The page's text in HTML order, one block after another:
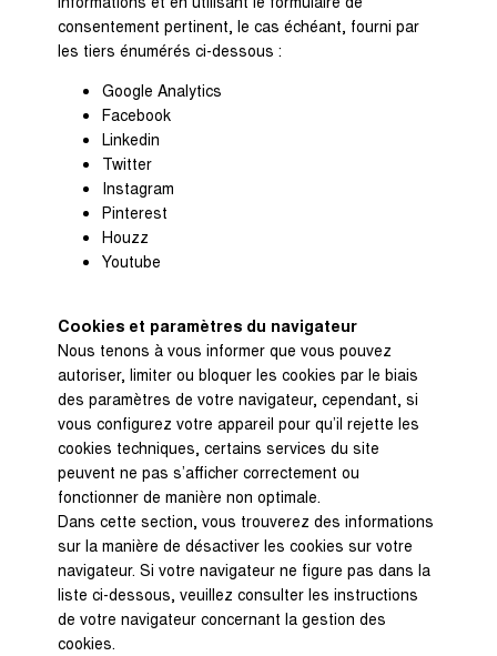
consentement pertinent, le cas échéant, fourni par
les tiers énumérés ci-dessous :
Google Analytics
Facebook
Linkedin
Twitter
Instagram
Pinterest
Houzz
Youtube
Cookies et paramètres du navigateur
Nous tenons à vous informer que vous pouvez
autoriser, limiter ou bloquer les cookies par le biais
des paramètres de votre navigateur, cependant, si
vous configurez votre appareil pour qu’il rejette les
cookies techniques, certains services du site
peuvent ne pas s’afficher correctement ou
fonctionner de manière non optimale.
Dans cette section, vous trouverez des informations
sur la manière de désactiver les cookies sur votre
navigateur. Si votre navigateur ne figure pas dans la
liste ci-dessous, veuillez consulter les instructions
de votre navigateur concernant la gestion des
cookies.